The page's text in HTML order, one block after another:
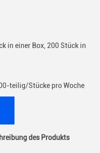
in einer Box, 200 Stück in
teilig/Stücke pro Woche
des Produkts